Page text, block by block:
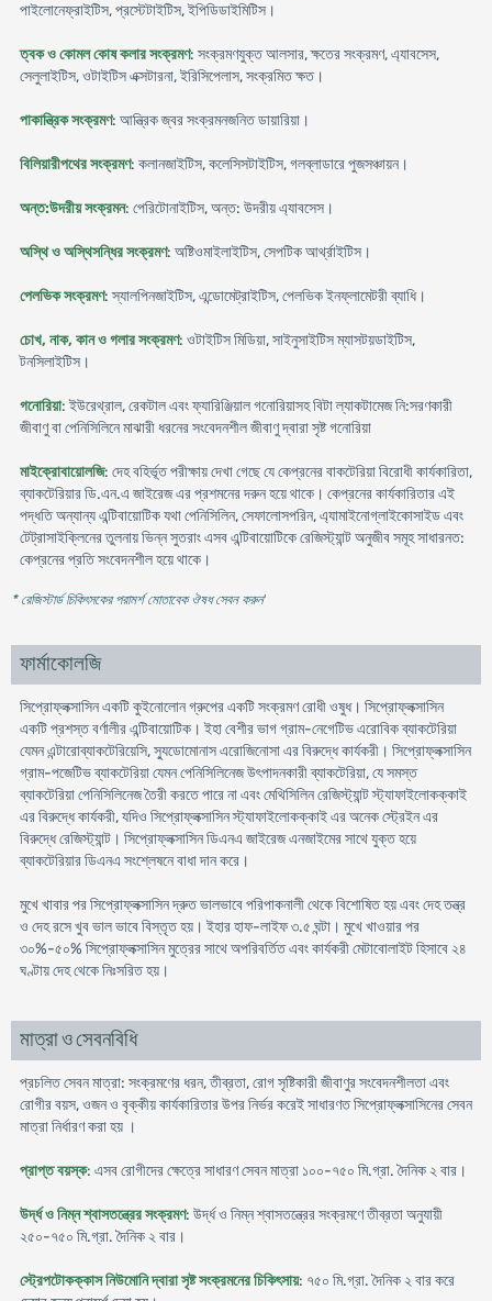
পাইলোনেফ্রাইটিস, প্রস্টেটাইটিস, ইপিডিডাইমিটিস।
ত্বক ও কোমল কোষ কলার সংক্রমণ: সংক্রমণযুক্ত আলসার, ক্ষতের সংক্রমণ, এ্যাবসেস,
সেলুলাইটিস, ওটাইটিস এক্সটারনা, ইরিসিপেলাস, সংক্রমিত ক্ষত।
পাকান্ত্রিক সংক্রমণ: আন্ত্রিক জ্বর সংক্রমনজনিত ডায়ারিয়া।
বিলিয়ারীপথের সংক্রমণ: কলানজাইটিস, কলেসিসটাইটিস, গলব্লাডারে পুজসঞ্চায়ন।
অন্ত:উদরীয় সংক্রমন: পেরিটোনাইটিস, অন্ত: উদরীয় এ্যাবসেস।
অস্থি ও অস্থিসন্ধির সংক্রমণ: অষ্টিওমাইলাইটিস, সেপটিক আর্থ্রাইটিস।
পেলভিক সংক্রমণ: স্যালপিনজাইটিস, এন্ডোমেট্রাইটিস, পেলভিক ইনফ্লামেটরী ব্যাধি।
চোখ, নাক, কান ও গলার সংক্রমণ: ওটাইটিস মিডিয়া, সাইনুসাইটিস ম্যাসটয়ডাইটিস,
টনসিলাইটিস।
গনোরিয়া: ইউরেথ্রাল, রেকটাল এবং ফ্যারিঞ্জিয়াল গনোরিয়াসহ বিটা ল্যাকটামেজ নি:সরণকারী
জীবাণু বা পেনিসিলিনে মাঝারী ধরনের সংবেদনশীল জীবাণু দ্বারা সৃষ্ট গনোরিয়া
মাইক্রোবায়োলজি: দেহ বহির্ভূত পরীক্ষায় দেখা গেছে যে কেপ্রনের বাকটেরিয়া বিরোধী কার্যকারিতা,
ব্যাকটেরিয়ার ডি.এন.এ জাইরেজ এর প্রশমনের দরুন হয়ে থাকে। কেপ্রনের কার্যকারিতার এই
পদ্ধতি অন্যান্য এন্টিবায়োটিক যথা পেনিসিলিন, সেফালোসপরিন, এ্যামাইনোগ্লাইকোসাইড এবং
টেট্রাসাইক্লিনের তুলনায় ভিন্ন সুতরাং এসব এন্টিবায়োটিকে রেজিস্ট্যান্ট অনুজীব সমূহ সাধারনত:
কেপ্রনের প্রতি সংবেদনশীল হয়ে থাকে।
* রেজিস্টার্ড চিকিৎসকের পরামর্শ মোতাবেক ঔষধ সেবন করুন'
ফার্মাকোলজি
সিপ্রোফ্লক্সাসিন একটি কুইনোলোন গ্রুপের একটি সংক্রমণ রোধী ওষুধ। সিপ্রোফ্লক্সাসিন
একটি প্রশস্ত বর্ণালীর এন্টিবায়োটিক। ইহা বেশীর ভাগ গ্রাম-নেগেটিভ এরোবিক ব্যাকটেরিয়া
যেমন এন্টারোব্যাকটেরিয়েসি, স্যুডোমোনাস এরোজিনোসা এর বিরুদ্ধে কার্যকরী। সিপ্রোফ্লক্সাসিন
গ্রাম-পজেটিভ ব্যাকটেরিয়া যেমন পেনিসিলিনেজ উৎপাদনকারী ব্যাকটেরিয়া, যে সমস্ত
ব্যাকটেরিয়া পেনিসিলিনেজ তৈরী করতে পারে না এবং মেথিসিলিন রেজিস্ট্যান্ট স্ট্যাফাইলোকক্কাই
এর বিরুদ্ধে কার্যকরী, যদিও সিপ্রোফ্লক্সাসিন স্ট্যাফাইলোকক্কাই এর অনেক স্ট্রেইন এর
বিরুদ্ধে রেজিস্ট্যান্ট। সিপ্রোফ্লক্সাসিন ডিএনএ জাইরেজ এনজাইমের সাথে যুক্ত হয়ে
ব্যাকটেরিয়ার ডিএনএ সংশ্লেষনে বাধা দান করে।
মুখে খাবার পর সিপ্রোফ্লক্সাসিন দ্রুত ভালভাবে পরিপাকনালী থেকে বিশোষিত হয় এবং দেহ তন্ত্র
ও দেহ রসে খুব ভাল ভাবে বিস্তৃত হয়। ইহার হাফ-লাইফ ৩.৫ ঘন্টা। মুখে খাওয়ার পর
৩০%-৫০% সিপ্রোফ্লক্সাসিন মুত্রের সাথে অপরিবর্তিত এবং কার্যকরী মেটাবোলাইট হিসাবে ২৪
ঘণ্টায় দেহ থেকে নিঃসরিত হয়।
মাত্রা ও সেবনবিধি
প্রচলিত সেবন মাত্রা: সংক্রমণের ধরন, তীব্রতা, রোগ সৃষ্টিকারী জীবাণুর সংবেদনশীলতা এবং
রোগীর বয়স, ওজন ও বৃক্কীয় কার্যকারিতার উপর নির্ভর করেই সাধারণত সিপ্রোফ্লক্সাসিনের সেবন
মাত্রা নির্ধারণ করা হয় ।
প্রাপ্ত বয়স্ক: এসব রোগীদের ক্ষেত্রে সাধারণ সেবন মাত্রা ১০০-৭৫০ মি.গ্রা. দৈনিক ২ বার।
উর্দ্ধ ও নিম্ন শ্বাসতন্ত্রের সংক্রমণ: উর্দ্ধ ও নিম্ন শ্বাসতন্ত্রের সংক্রমণে তীব্রতা অনুযায়ী
২৫০-৭৫০ মি.গ্রা. দৈনিক ২ বার।
স্ট্রেপটোকক্কাস নিউমোনি দ্বারা সৃষ্ট সংক্রমনের চিকিৎসায়: ৭৫০ মি.গ্রা. দৈনিক ২ বার করে